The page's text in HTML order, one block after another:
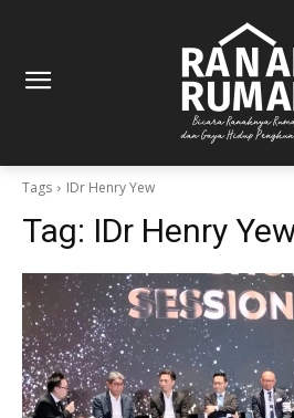
Tags IDr Henry Yew
Tag: IDr Henry